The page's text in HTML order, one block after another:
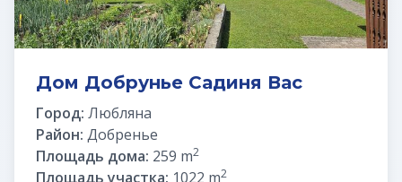
Дом Добрунье Садиня Вас
Город: Любляна
Район: Добренье
Площадь дома: 259 m2
Площадь участка: 1022 m2